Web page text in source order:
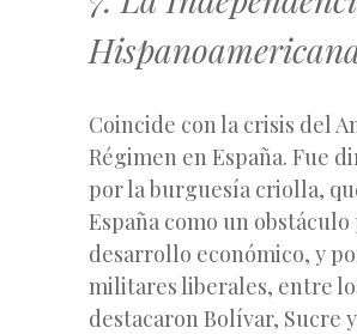
Coincide con la crisis del
Régimen en España. Fue
por la burguesía criolla,
España como un obstáculo
desarrollo económico, y
militares liberales, entre
destacaron Bolívar, Sucre